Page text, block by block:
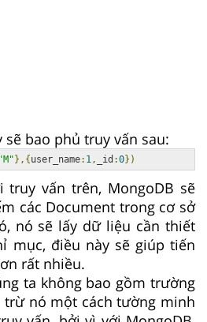
sẽ bao phủ truy vấn sau:
"M"},{user_name: 1 , _id :0})
truy vấn trên, MongoDB sẽ
các Document trong cơ sở
nó sẽ lấy dữ liệu cần thiết
mục, điều này sẽ giúp tiến
rất nhiều.
ta không bao gồm trường
trừ nó một cách tường minh